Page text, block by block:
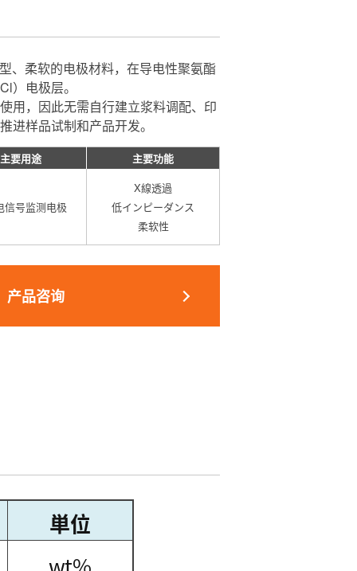
、柔软的电极材料，在导电性聚氨酯
）电极层。
用，因此无需自行建立浆料调配、印
进样品试制和产品开发。
主要用途 主要功能
信号监测电极
X線透過
低インピーダンス
柔软性
产品咨询